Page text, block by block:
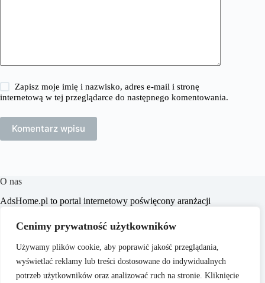
Cenimy prywatność użytkowników
Używamy plików cookie, aby poprawić jakość przeglądania,
wyświetlać reklamy lub treści dostosowane do indywidualnych
potrzeb użytkowników oraz analizować ruch na stronie. Kliknięcie
Zapisz moje imię i nazwisko, adres e-mail i stronę
internetową w tej przeglądarce do następnego komentowania.
Komentarz wpisu
O nas
​AdsHome.pl to portal internetowy poświęcony aranżacji
celem jest dostarczanie praktycznych wskazówek i inspiracji,
które pomogą czytelnikom w tworzeniu komfortowych i
stylowych przestrzeni życiowych.